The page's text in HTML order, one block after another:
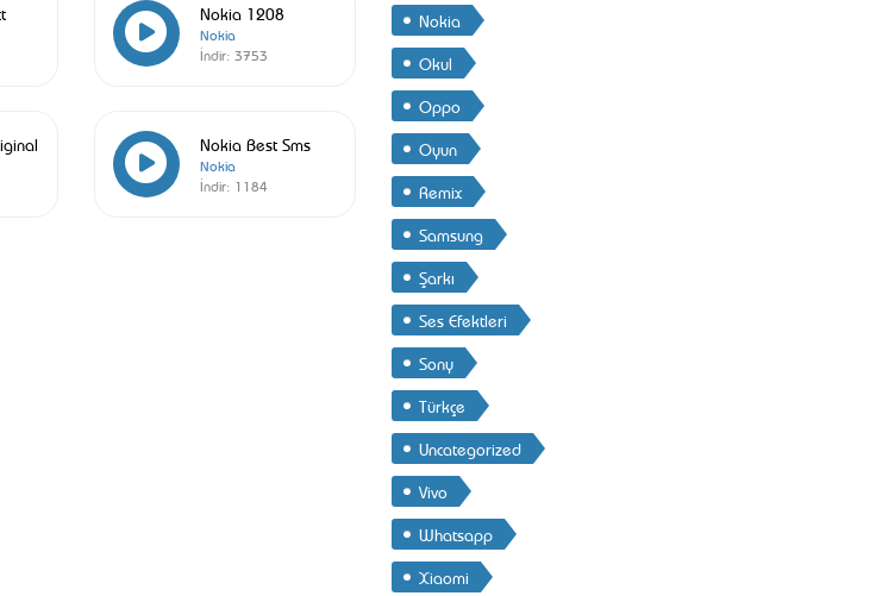
Nokia 1208
Nokia
İndir: 3753
Nokia Best Sms
Nokia
İndir: 1184
Nokia
Okul
Oppo
Oyun
Remix
Samsung
Şarkı
Ses Efektleri
Sony
Türkçe
Uncategorized
Vivo
Whatsapp
Xiaomi